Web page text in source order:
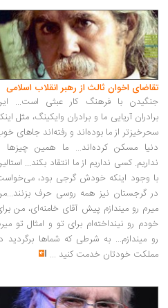
تقاضای اخوان ثالث از رهبر انقلاب اسلامی
جنگیدن با فرهنگ کار عبثی است...
برادران آریایی ما و برادران وایکینگ، مثل
سحرخیزتر از ما بوده‌اند و رفته‌اند جاهای
دنیا مسکن کرده‌اند... ما همین چیزها
نداریم. کسی نداریم از ما انتقاد بکند...
با وجود اینکه خودش گرجی بود،
در گرجستان نیز همه روسی حرف
میرم رو میندازم پیش آقای خامنه‌ای، من
خودم رو نینداخته‌ام برای تو و امثال تو
رو میندازم... به شرطی که شماها برگردید
مملکت خودتان خدمت کنید ...